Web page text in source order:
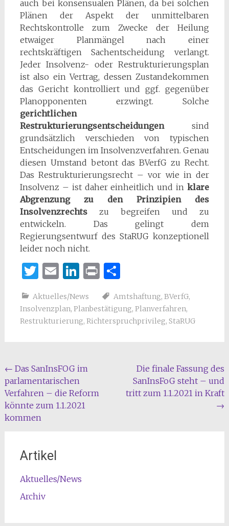
auch bei konsensualen Plänen, da bei solchen
Plänen der Aspekt der unmittelbaren
Rechtskontrolle zum Zwecke der Heilung
etwaiger Planmängel nach einer
rechtskräftigen Sachentscheidung verlangt.
Jeder Insolvenz- oder Restrukturierungsplan
ist also ein Vertrag, dessen Zustandekommen
das Gericht kontrolliert und ggf. gegenüber
Planopponenten erzwingt. Solche
gerichtlichen
Restrukturierungsentscheidungensind
grundsätzlich verschieden von typischen
Entscheidungen im Insolvenzverfahren. Genau
diesen Umstand betont das BVerfG zu Recht.
Das Restrukturierungsrecht – vor wie in der
Insolvenz – ist daher einheitlich und inklare
Abgrenzung zu den Prinzipien des
Insolvenzrechtszu begreifen und zu
entwickeln. Das gelingt dem
Regierungsentwurf des StaRUG konzeptionell
leider noch nicht.
Twitter
Email
LinkedIn
PrintTeilen
Aktuelles/News Amtshaftung, BVerfG,
Insolvenzplan, Planbestätigung, Planverfahren,
Restrukturierung, Richterspruchprivileg, StaRUG
Beitragsnavigation
← Das SanInsFOG im
parlamentarischen
Verfahren – die Reform
könnte zum 1.1.2021
kommen
Die finale Fassung des
SanInsFoG steht – und
tritt zum 1.1.2021 in Kraft
→
Artikel
Aktuelles/News
Archiv